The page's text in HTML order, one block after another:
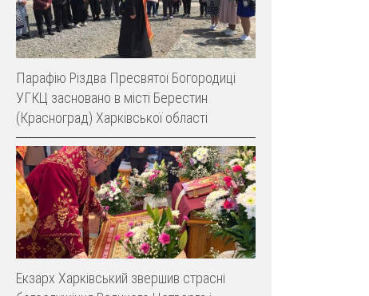
Парафію Різдва Пресвятої Богородиці
УГКЦ засновано в місті Берестин
(Красноград) Харківської області
Екзарх Харківський звершив страсні